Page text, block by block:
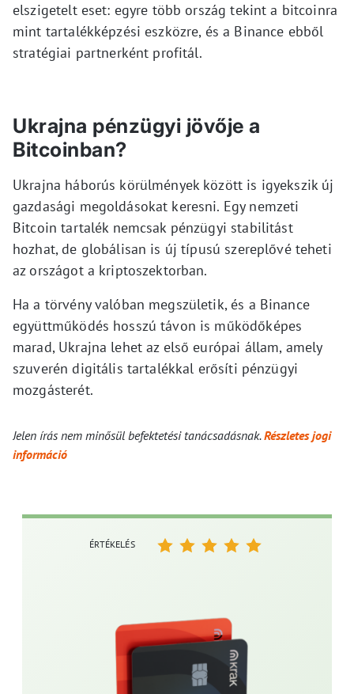
elszigetelt eset: egyre több ország tekint a bitcoinra
mint tartalékképzési eszközre, és a Binance ebből
stratégiai partnerként profitál.
Ukrajna pénzügyi jövője a
Bitcoinban?
Ukrajna háborús körülmények között is igyekszik új
gazdasági megoldásokat keresni. Egy nemzeti
Bitcoin tartalék nemcsak pénzügyi stabilitást
hozhat, de globálisan is új típusú szereplővé teheti
az országot a kriptoszektorban.
Ha a törvény valóban megszületik, és a Binance
együttműködés hosszú távon is működőképes
marad, Ukrajna lehet az első európai állam, amely
szuverén digitális tartalékkal erősíti pénzügyi
mozgásterét.
Jelen írás nem minősül befektetési tanácsadásnak.Részletes jogi
információ
ÉRTÉKELÉS